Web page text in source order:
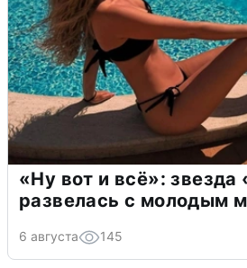
«Ну вот и всё»:
развелась с молодым
6 августа 145